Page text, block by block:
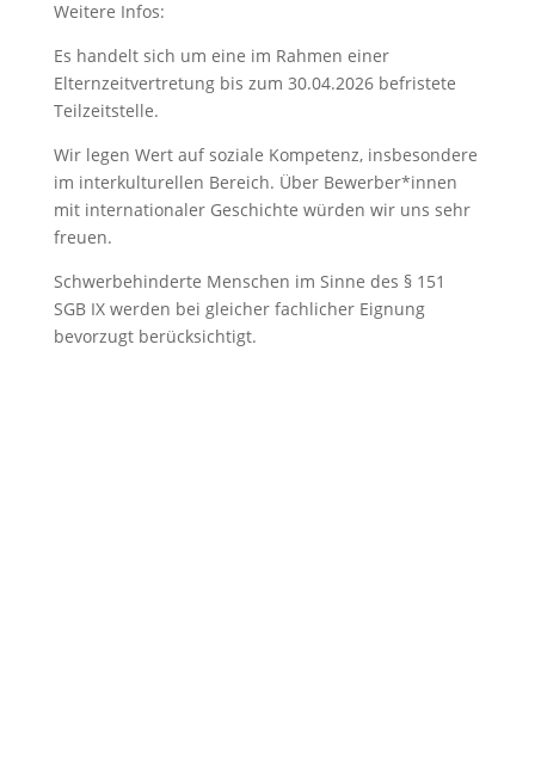
Weitere Infos:
Es handelt sich um eine im Rahmen einer
Elternzeitvertretung bis zum 30.04.2026 befristete
Teilzeitstelle.
Wir legen Wert auf soziale Kompetenz, insbesondere
im interkulturellen Bereich. Über Bewerber*innen
mit internationaler Geschichte würden wir uns sehr
freuen.
Schwerbehinderte Menschen im Sinne des § 151
SGB IX werden bei gleicher fachlicher Eignung
bevorzugt berücksichtigt.